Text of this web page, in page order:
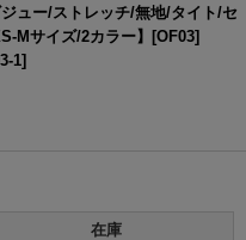
ュー/ストレッチ/無地/タイト/セ
Mサイズ/2カラー】[OF03]
1]
在庫